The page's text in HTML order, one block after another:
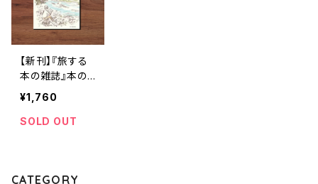
【新刊】『旅する
本の雑誌』本の
雑誌編集部
¥1,760
SOLD OUT
CATEGORY